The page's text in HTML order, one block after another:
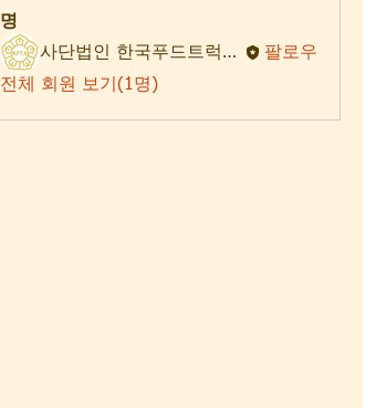
명
사단법인 한국푸드트럭협회
팔로우
전체 회원 보기(1명)